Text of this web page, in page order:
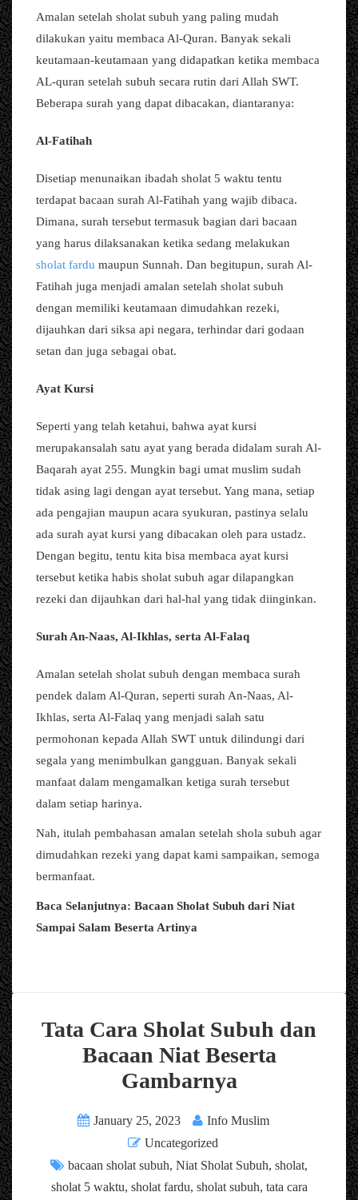
Amalan setelah sholat subuh yang paling mudah
dilakukan yaitu membaca Al-Quran. Banyak sekali
keutamaan-keutamaan yang didapatkan ketika membaca
AL-quran setelah subuh secara rutin dari Allah SWT.
Beberapa surah yang dapat dibacakan, diantaranya:
Al-Fatihah
Disetiap menunaikan ibadah sholat 5 waktu tentu
terdapat bacaan surah Al-Fatihah yang wajib dibaca.
Dimana, surah tersebut termasuk bagian dari bacaan
yang harus dilaksanakan ketika sedang melakukan
sholat fardu maupun Sunnah. Dan begitupun, surah Al-
Fatihah juga menjadi amalan setelah sholat subuh
dengan memiliki keutamaan dimudahkan rezeki,
dijauhkan dari siksa api negara, terhindar dari godaan
setan dan juga sebagai obat.
Ayat Kursi
Seperti yang telah ketahui, bahwa ayat kursi
merupakansalah satu ayat yang berada didalam surah Al-
Baqarah ayat 255. Mungkin bagi umat muslim sudah
tidak asing lagi dengan ayat tersebut. Yang mana, setiap
ada pengajian maupun acara syukuran, pastinya selalu
ada surah ayat kursi yang dibacakan oleh para ustadz.
Dengan begitu, tentu kita bisa membaca ayat kursi
tersebut ketika habis sholat subuh agar dilapangkan
rezeki dan dijauhkan dari hal-hal yang tidak diinginkan.
Surah An-Naas, Al-Ikhlas, serta Al-Falaq
Amalan setelah sholat subuh dengan membaca surah
pendek dalam Al-Quran, seperti surah An-Naas, Al-
Ikhlas, serta Al-Falaq yang menjadi salah satu
permohonan kepada Allah SWT untuk dilindungi dari
segala yang menimbulkan gangguan. Banyak sekali
manfaat dalam mengamalkan ketiga surah tersebut
dalam setiap harinya.
Nah, itulah pembahasan amalan setelah shola subuh agar
dimudahkan rezeki yang dapat kami sampaikan, semoga
bermanfaat.
Baca Selanjutnya: Bacaan Sholat Subuh dari Niat
Sampai Salam Beserta Artinya
Tata Cara Sholat Subuh dan
Bacaan Niat Beserta
Gambarnya
January 25, 2023
Info Muslim
Uncategorized
bacaan sholat subuh, Niat Sholat Subuh, sholat,
sholat 5 waktu, sholat fardu, sholat subuh, tata cara